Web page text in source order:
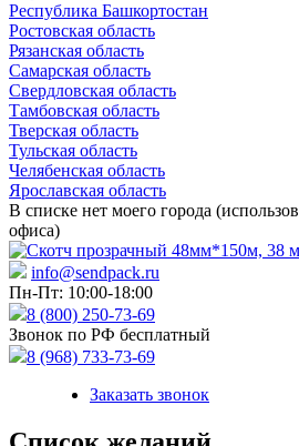
Республика Башкортостан
Ростовская область
Рязанская область
Самарская область
Свердловская область
Тамбовская область
Тверская область
Тульская область
Челябенская область
Ярославская область
В списке нет моего города
офиса)
info@sendpack.ru
Пн-Пт: 10:00-18:00
8 (800) 250-73-69
Звонок по РФ бесплатный
8 (968) 733-73-69
Заказать звонок